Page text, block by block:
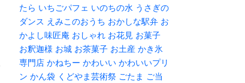
たら いちごパフェ いのちの水 うさぎの
ダンス えみこのおうち おかしな駅弁 お
かよし味匠庵 おしゃれ お花見 お菓子
お釈迦様 お城 お茶菓子 お土産 かき氷
専門店 かねちー かわいい かわいいプリ
ン かん袋 くどやま芸術祭 ごたま ご当